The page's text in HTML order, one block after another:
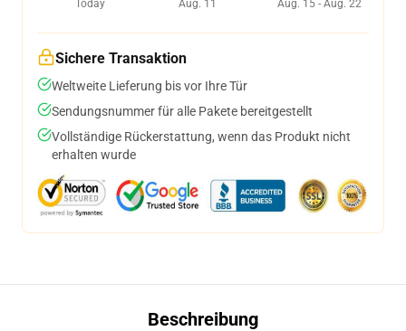
Today
Aug. 11
Aug. 15 - Aug. 22
Sichere Transaktion
Weltweite Lieferung bis vor Ihre Tür
Sendungsnummer für alle Pakete bereitgestellt
Vollständige Rückerstattung, wenn das Produkt nicht
erhalten wurde
Beschreibung